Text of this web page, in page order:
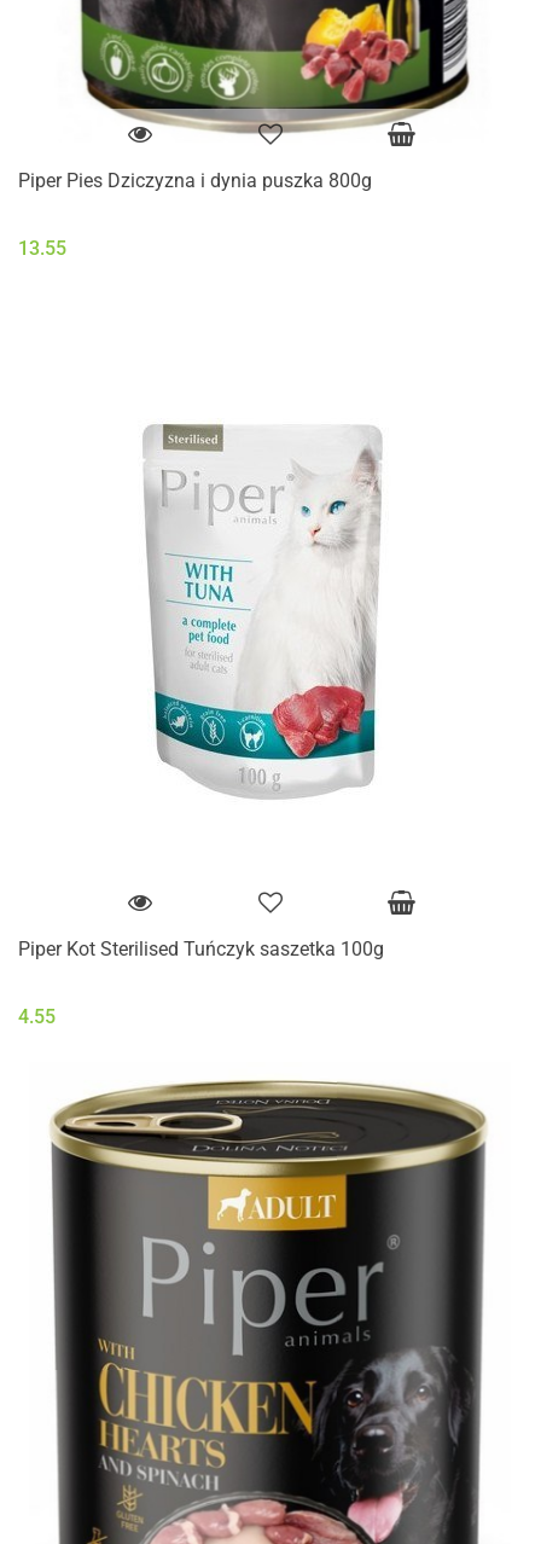
Piper Pies Dziczyzna i dynia puszka 800g
13.55
Piper Kot Sterilised Tuńczyk saszetka 100g
4.55